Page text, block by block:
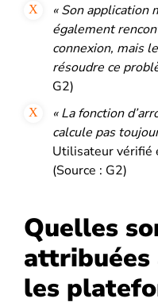
« Son application
également
connexion, mais
résoudre ce
G2)
« La fonction
calcule pas
Utilisateur vérifié
(Source : G2)
Quelles
attribuées
les